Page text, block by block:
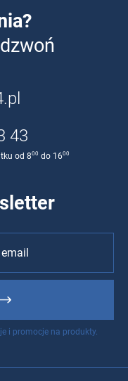
43
od 800 do 1600
i promocje na produkty.